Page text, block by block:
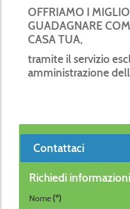
OFFRIAMO I
GUADAGNARE
CASA TUA,
tramite il servizio
amministrazione
Contattaci
Richiedi informazioni
Nome(*)